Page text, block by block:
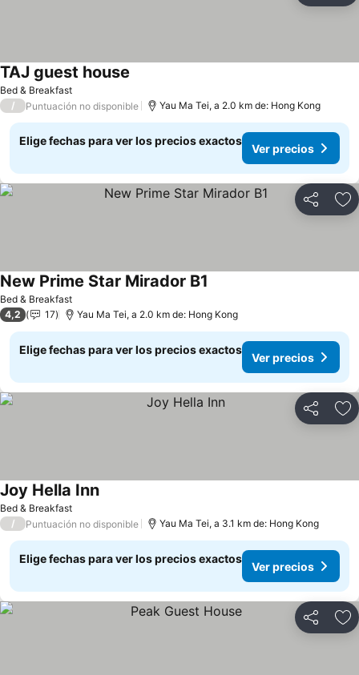
Bed & Breakfast
TAJ guest house
/ Puntuación no disponible Yau Ma Tei, a 2.0 km de: Hong Kong
Elige fechas para ver los precios exactos
Ver precios
Compartir
Bed & Breakfast
New Prime Star Mirador B1
4,2 17 Yau Ma Tei, a 2.0 km de: Hong Kong
Elige fechas para ver los precios exactos
Ver precios
Compartir
Bed & Breakfast
Joy Hella InnVer precios
/ Puntuación no disponible Yau Ma Tei, a 3.1 km de: Hong Kong
Elige fechas para ver los precios exactos
Ver precios
Compartir